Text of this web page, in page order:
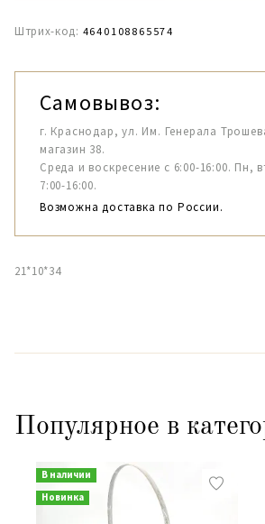
Штрих-код: 4640108865574
Самовывоз:
г. Краснодар, ул. Им. Генерала
магазин 38.
Среда и воскресение с 6:00-16:00. Пн,
7:00-16:00.
Возможна доставка по России.
21*10*34
Популярное в
В наличии
Новинка